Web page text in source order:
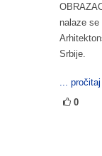
nalaze
Srbije.
...
0